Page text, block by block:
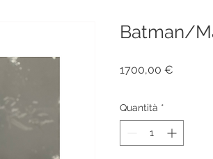
Batman/
1700,00 €
Quantità *